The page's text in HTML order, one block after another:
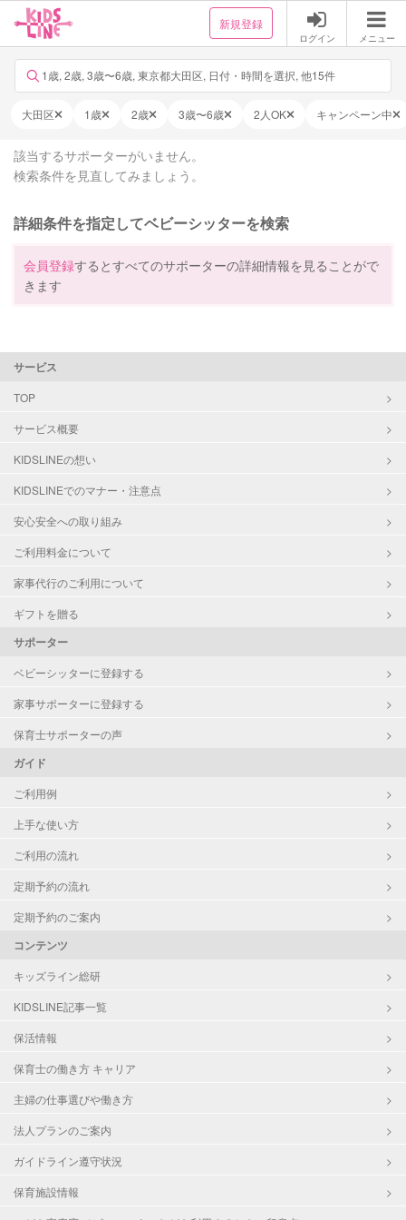
新規登録
ログイン メニュー
1歳, 2歳, 3歳〜6歳, 東京都大田区, 日付・時間を選択, 他15件
大田区 1歳 2歳 3歳〜6歳 2人OK キャンペーン中
該当するサポーターがいません。
検索条件を見直してみましょう。
詳細条件を指定してベビーシッターを検索
会員登録するとすべてのサポーターの詳細情報を見ることがで
きます
サービス
TOP
サービス概要
KIDSLINEの想い
KIDSLINEでのマナー・注意点
安心安全への取り組み
ご利用料金について
家事代行のご利用について
ギフトを贈る
サポーター
ベビーシッターに登録する
家事サポーターに登録する
保育士サポーターの声
ガイド
ご利用例
上手な使い方
ご利用の流れ
定期予約の流れ
定期予約のご案内
コンテンツ
キッズライン総研
KIDSLINE記事一覧
保活情報
保育士の働き方 キャリア
主婦の仕事選びや働き方
法人プランのご案内
ガイドライン遵守状況
保育施設情報